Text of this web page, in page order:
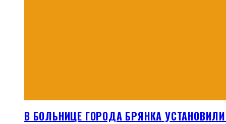
В БОЛЬНИЦЕ ГОРОДА БРЯНКА